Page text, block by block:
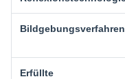
Bildgebungsverfahren
Erfüllte